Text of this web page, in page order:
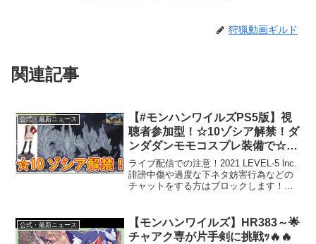
狩猟動画ギルド
関連記事
公式・最新ニュース
【#モンハンワイルズPS5版】視
聴者参加型！☆10ゾシア解禁！ダ
ンダダンモモコスプレ装備で☆10
ゾシアに挑戦マルチライブ配信！
ライブ配信での注意！2021 LEVEL-5 lnc.
誹謗中傷や過度な下ネタ妨害行為などの
チャットをする方はブロックします！ま
信交換やマルチ行為、対戦などは禁止し
ます！...
公式・最新ニュース
【モンハンワイルズ】HR383～🌟
チャアク専が片手剣に挑戦ｯ🔥🔥